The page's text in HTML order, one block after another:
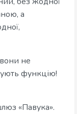
а
не
функцію!
«Павука».